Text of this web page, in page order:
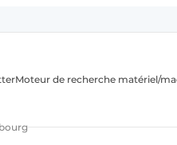
Moteur de recherche matériel/